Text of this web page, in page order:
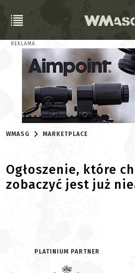
REKLAMA
WMASG MARKETPLACE
Ogłoszenie, które
zobaczyć jest już
PLATINIUM PARTNER